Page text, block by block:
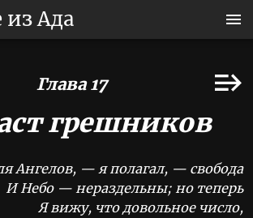
из Ада
Глава 17
грешников
Ангелов, — я полагал, — свобода
И Небо — нераздельны; но теперь
Я вижу, что довольное число,